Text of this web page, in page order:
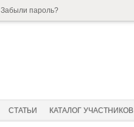
Забыли пароль?
СТАТЬИ КАТАЛОГ УЧАСТНИКОВ